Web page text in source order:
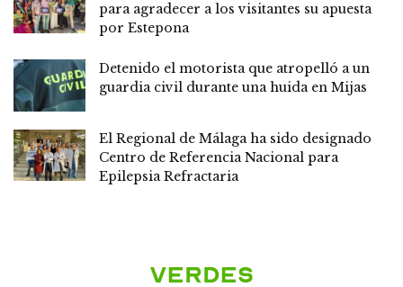
para agradecer a los visitantes su apuesta
por Estepona
Detenido el motorista que atropelló a un
guardia civil durante una huida en Mijas
El Regional de Málaga ha sido designado
Centro de Referencia Nacional para
Epilepsia Refractaria